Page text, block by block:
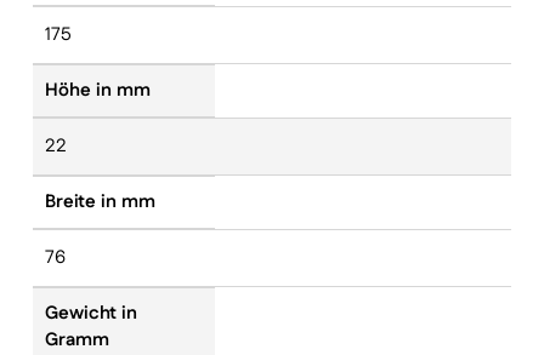
175
Höhe in mm
22
Breite in mm
76
Gewicht in
Gramm